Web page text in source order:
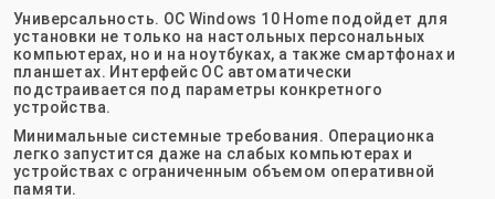
Универсальность. ОС Windows 10 Home подойдет для
установки не только на настольных персональных
компьютерах, но и на ноутбуках, а также смартфонах и
планшетах. Интерфейс ОС автоматически
подстраивается под параметры конкретного
устройства.
Минимальные системные требования. Операционка
легко запустится даже на слабых компьютерах и
устройствах с ограниченным объемом оперативной
памяти.